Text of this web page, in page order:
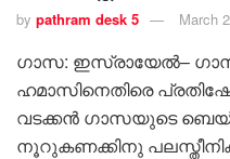
by pathram desk 5 March
ഗാസ: ഇസ്രായേൽ–
ഹമാസിനെതിരെ
വടക്കൻ ഗാസയുടെ
നൂറുകണക്കിനു